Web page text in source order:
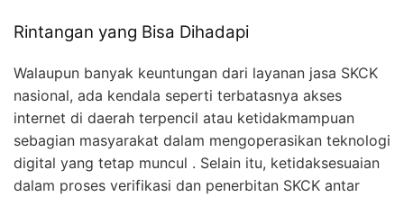
Rintangan yang Bisa Dihadapi
Walaupun banyak keuntungan dari layanan jasa SKCK
nasional, ada kendala seperti terbatasnya akses
internet di daerah terpencil atau ketidakmampuan
sebagian masyarakat dalam mengoperasikan teknologi
digital yang tetap muncul . Selain itu, ketidaksesuaian
dalam proses verifikasi dan penerbitan SKCK antar